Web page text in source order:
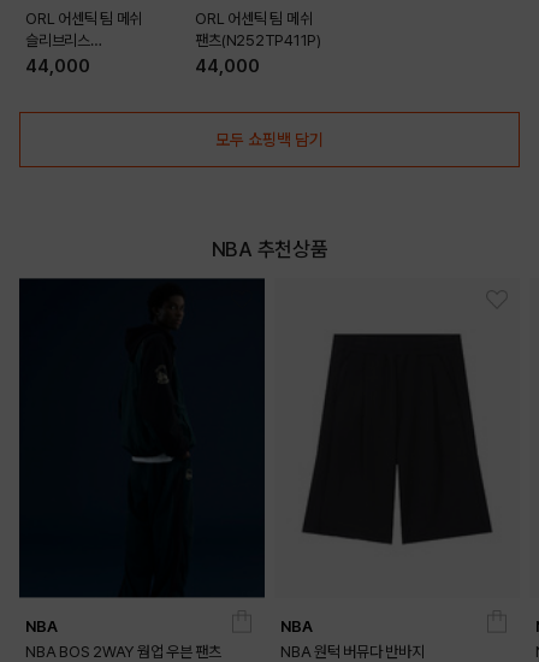
ORL 어센틱 팀 메쉬
슬리브리스
(N252TS411P)
44,000
ORL 어센틱 팀 메쉬
팬츠(N252TP411P)
44,000
모두 쇼핑백 담기
NBA 추천상품
NBA
NBA BOS 2WAY 웜업 우븐 팬츠
NBA
NBA 원턱 버뮤다 반바지